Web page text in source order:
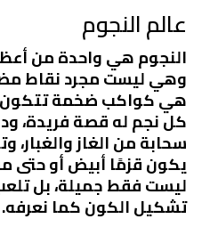
عالم النجوم
النجوم هي واحدة من
وهي ليست مجرد نقاط
هي كواكب ضخمة تتكون
كل نجم له قصة فريدة،
سحابة من الغاز والغبار،
يكون قزمًا أبيض أو حتى
ليست فقط جميلة، بل
تشكيل الكون كما نعرفه.